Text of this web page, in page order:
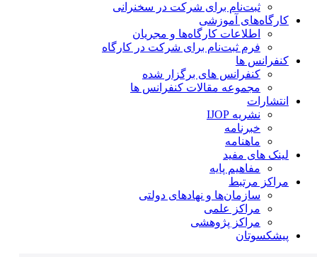
ثبت‌نام برای شرکت در سخنرانی
کارگاه‌های آموزشی
اطلاعات کارگاه‌ها و مجریان
فرم ثبت‌نام برای شرکت در کارگاه
کنفرانس ها
کنفرانس های برگزار شده
مجموعه مقالات کنفرانس ها
انتشارات
نشریه IJOP
خبرنامه
ماهنامه
لینک های مفید
مفاهیم پایه
مراکز مرتبط
سازمان‌ها و نهادهای دولتی
مراکز علمی
مراکز پژوهشی
پیشکسوتان